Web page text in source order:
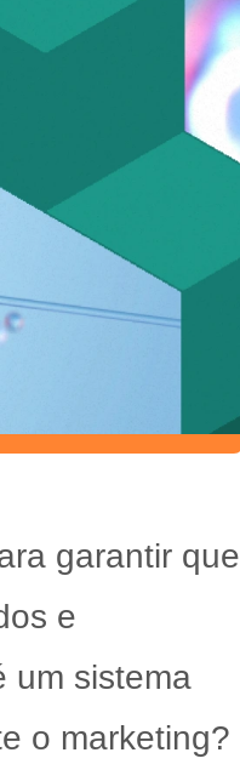
garantir que
e
um sistema
o marketing?